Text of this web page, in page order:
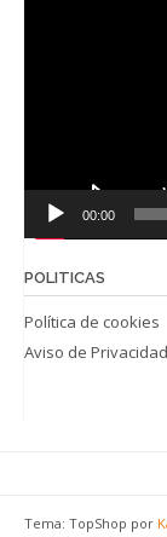
00:00
POLITICAS
Política de cookies
Aviso de Privacidad
Tema: TopShop por